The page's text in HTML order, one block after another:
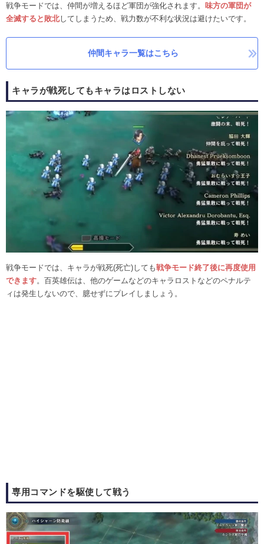
戦争モードでは、仲間が増えるほど軍団が強化されます。
味方の軍団が
全滅すると敗北してしまうため、戦力数が不利な状況は避けたいです。
仲間キャラ一覧はこちら
キャラが戦死してもキャラはロストしない
戦争モードでは、キャラが戦死(死亡)しても戦争モード終了後に再度使用
できます。百英雄伝は、他のゲームなどのキャラロストなどのペナルテ
ィは発生しないので、臆せずにプレイしましょう。
専用コマンドを駆使して戦う